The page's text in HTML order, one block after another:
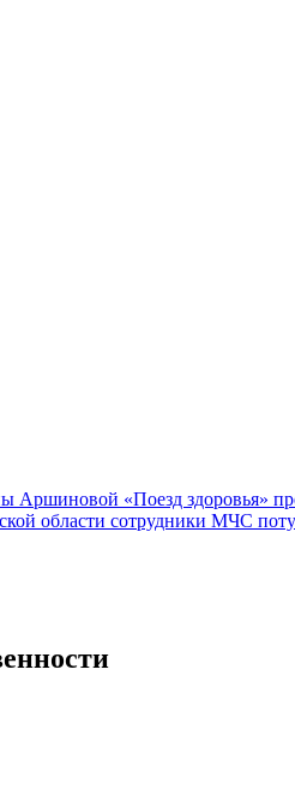
Аршиновой «Поезд здоровья»
области сотрудники МЧС